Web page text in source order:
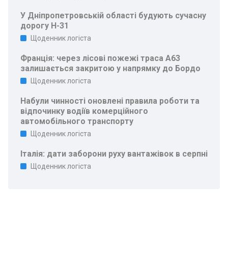
У Дніпропетровській області будують сучасну
дорогу Н-31
Щоденник логіста
Франція: через лісові пожежі траса A63
залишається закритою у напрямку до Бордо
Щоденник логіста
Набули чинності оновлені правила роботи та
відпочинку водіїв комерційного
автомобільного транспорту
Щоденник логіста
Італія: дати заборони руху вантажівок в серпні
Щоденник логіста